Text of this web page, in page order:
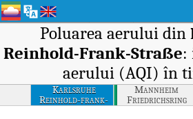
Poluarea aerului din
Reinhold-Frank-Straße:
aerului (AQI) în
Karlsruhe
Reinhold-frank-
strasse
Mannheim
Friedrichsring